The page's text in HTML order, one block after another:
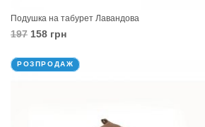
Подушка на табурет Лавандова
197 158 грн
РОЗПРОДАЖ